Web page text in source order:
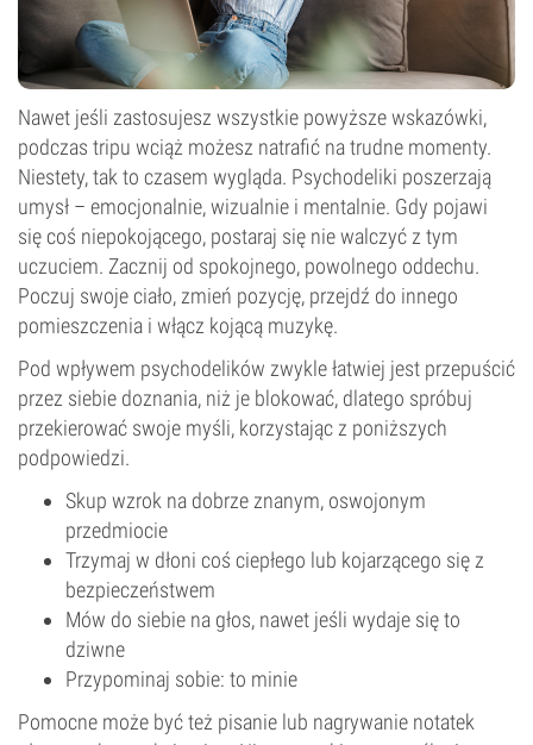
Nawet jeśli zastosujesz wszystkie powyższe wskazówki,
podczas tripu wciąż możesz natrafić na trudne momenty.
Niestety, tak to czasem wygląda. Psychodeliki poszerzają
umysł – emocjonalnie, wizualnie i mentalnie. Gdy pojawi
się coś niepokojącego, postaraj się nie walczyć z tym
uczuciem. Zacznij od spokojnego, powolnego oddechu.
Poczuj swoje ciało, zmień pozycję, przejdź do innego
pomieszczenia i włącz kojącą muzykę.
Pod wpływem psychodelików zwykle łatwiej jest przepuścić
przez siebie doznania, niż je blokować, dlatego spróbuj
przekierować swoje myśli, korzystając z poniższych
podpowiedzi.
Skup wzrok na dobrze znanym, oswojonym
przedmiocie
Trzymaj w dłoni coś ciepłego lub kojarzącego się z
bezpieczeństwem
Mów do siebie na głos, nawet jeśli wydaje się to
dziwne
Przypominaj sobie: to minie
Pomocne może być też pisanie lub nagrywanie notatek